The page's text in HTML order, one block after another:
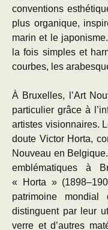
conventions
plus organique,
marin et le
la fois simples et
courbes, les
À Bruxelles, l’Art
particulier grâce à
artistes visionnaires.
doute Victor Horta,
Nouveau en
emblématiques à
« Horta »
patrimoine
distinguent par leur
verre et d’autres